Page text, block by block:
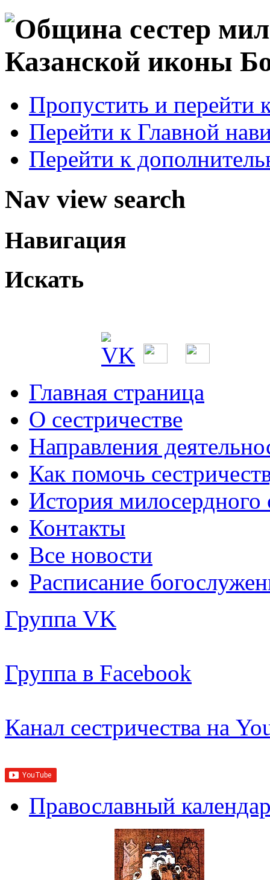
Пропустить и перейти
Перейти к Главной
Перейти к
Nav view search
Навигация
Искать
Главная страница
О сестричестве
Направления
Как помочь
История милосердного
Контакты
Все новости
Расписание
Группа VK
Группа в Facebook
Канал сестричества на
Православный